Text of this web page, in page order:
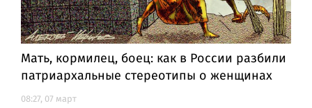
Мать, кормилец, боец: как в России разбили
патриархальные стереотипы о женщинах
08:27, 07 март